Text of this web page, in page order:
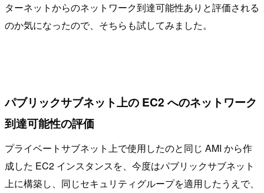
ターネットからのネットワーク到達可能性ありと評価される
のか気になったので、そちらも試してみました。
パブリックサブネット上の EC2 へのネットワーク
到達可能性の評価
プライベートサブネット上で使用したのと同じ AMI から作
成した EC2 インスタンスを、今度はパブリックサブネット
上に構築し、同じセキュリティグループを適用したうえで、